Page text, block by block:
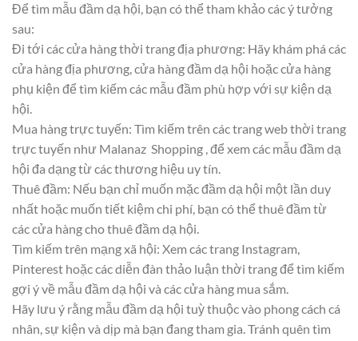
Để tìm mẫu đầm dạ hội, bạn có thể tham khảo các ý tưởng
sau:
Đi tới các cửa hàng thời trang địa phương: Hãy khám phá các
cửa hàng địa phương, cửa hàng đầm dạ hội hoặc cửa hàng
phụ kiện để tìm kiếm các mẫu đầm phù hợp với sự kiện dạ
hội.
Mua hàng trực tuyến: Tìm kiếm trên các trang web thời trang
trực tuyến như Malanaz Shopping , để xem các mẫu đầm dạ
hội đa dạng từ các thương hiệu uy tín.
Thuê đầm: Nếu bạn chỉ muốn mặc đầm dạ hội một lần duy
nhất hoặc muốn tiết kiệm chi phí, bạn có thể thuê đầm từ
các cửa hàng cho thuê đầm dạ hội.
Tìm kiếm trên mạng xã hội: Xem các trang Instagram,
Pinterest hoặc các diễn đàn thảo luận thời trang để tìm kiếm
gợi ý về mẫu đầm dạ hội và các cửa hàng mua sắm.
Hãy lưu ý rằng mẫu đầm dạ hội tuỳ thuộc vào phong cách cá
nhân, sự kiện và dịp mà bạn đang tham gia. Tránh quên tìm